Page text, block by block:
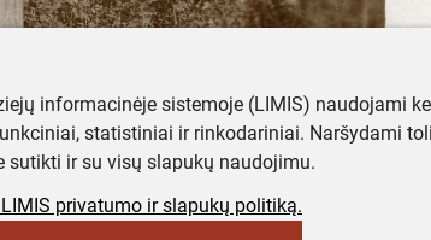
informacinėje sistemoje (LIMIS) naudojami
statistiniai ir rinkodariniai. Naršydami
sutikti ir su visų slapukų naudojimu.
privatumo ir slapukų politiką.